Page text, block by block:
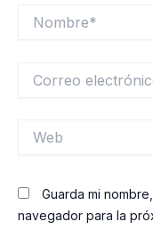
electrónico*
Guarda mi
navegador para la